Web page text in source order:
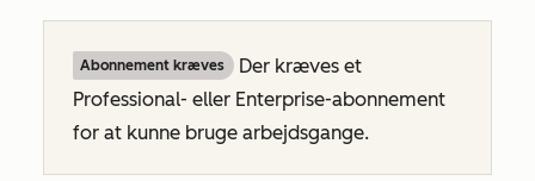
Abonnement kræves
Der kræves et
Professional- eller Enterprise-abonnement
for at kunne bruge arbejdsgange.